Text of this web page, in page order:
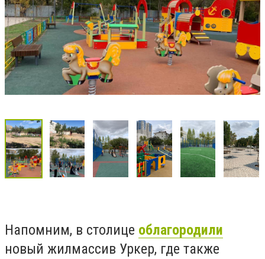
Напомним, в столице облагородили
новый жилмассив Уркер, где также